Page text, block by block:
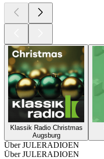
Klassik Radio Christmas
Augsburg
Über JULERADIOEN
Über JULERADIOEN